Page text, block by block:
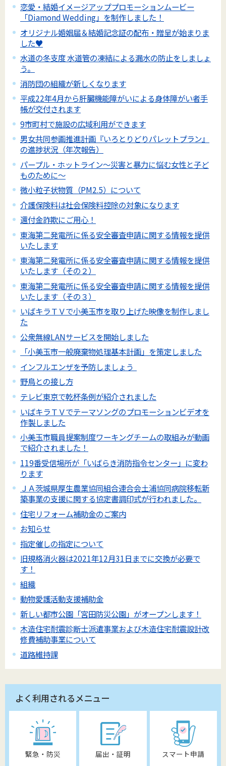
恋愛・結婚イメージアッププロモーションムービー
「Diamond Wedding」を制作しました！
オリジナル婚姻届＆結婚記念証の配布・贈呈が始まりま
した♥
水道の冬支度 水道管の凍結による漏水の防止をしましょ
う。
消防団の組織が新しくなります
平成22年4月から肝臓機能障がいによる身体障がい者手
帳が交付されます
9市町村で施設の広域利用ができます
男女共同参画推進計画『いろとりどりパレットプラン』
の進捗状況（年次報告）
パープル・ホットライン～災害と暴力に悩む女性と子ど
ものために～
微小粒子状物質（PM2.5）について
介護保険料は社会保険料控除の対象になります
還付金詐欺にご用心！
東海第二発電所に係る安全審査申請に関する情報を提供
いたします
東海第二発電所に係る安全審査申請に関する情報を提供
いたします（その２）
東海第二発電所に係る安全審査申請に関する情報を提供
いたします（その３）
いばキラＴＶで小美玉市を取り上げた映像を制作しまし
た
公衆無線LANサービスを開始しました
「小美玉市一般廃棄物処理基本計画」を策定しました
インフルエンザを予防しましょう
野鳥との接し方
テレビ東京で乾杯条例が紹介されました
いばキラＴＶでテーマソングのプロモーションビデオを
作製しました
小美玉市職員提案制度ワーキングチームの取組みが動画
で紹介されました！
119番受信場所が「いばらき消防指令センター」に変わ
ります
ＪＡ茨城県厚生農業協同組合連合会土浦協同病院移転新
築事業の支援に関する協定書調印式が行われました。
住宅リフォーム補助金のご案内
お知らせ
指定催しの指定について
旧規格消火器は2021年12月31日までに交換が必要で
す！
組織
動物愛護活動支援補助金
新しい都市公園「宮田防災公園」がオープンします！
木造住宅耐震診断士派遣事業および木造住宅耐震設計改
修費補助事業について
道路維持課
よく利用されるメニュー
緊急・防災 届出・証明 スマート申請